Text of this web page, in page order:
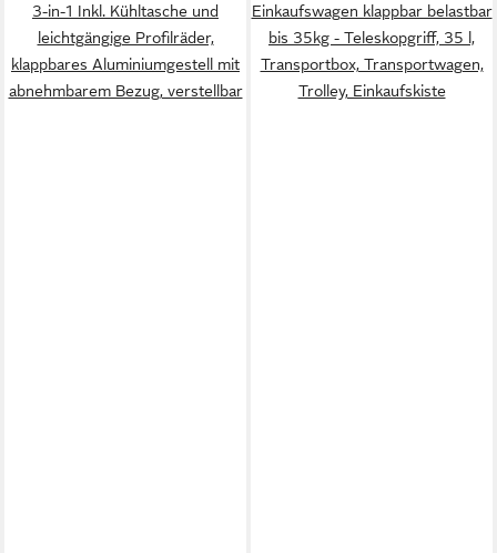
3-in-1 Inkl. Kühltasche und
leichtgängige Profilräder,
klappbares Aluminiumgestell mit
abnehmbarem Bezug, verstellbar
Einkaufswagen klappbar belastbar
bis 35kg - Teleskopgriff, 35 l,
Transportbox, Transportwagen,
Trolley, Einkaufskiste